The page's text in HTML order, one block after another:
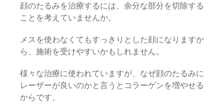
顔のたるみを治療するには、余分な部分を切除する
ことを考えていませんか。
メスを使わなくてもすっきりとした顔になりますか
ら、施術を受けやすいかもしれません。
様々な治療に使われていますが、なぜ顔のたるみに
レーザーが良いのかと言うとコラーゲンを増やせる
からです。